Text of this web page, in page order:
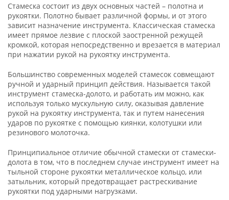
Стамеска состоит из двух основных частей – полотна и
рукоятки. Полотно бывает различной формы, и от этого
зависит назначение инструмента. Классическая стамеска
имеет прямое лезвие с плоской заостренной режущей
кромкой, которая непосредственно и врезается в материал
при нажатии рукой на рукоятку инструмента.
Большинство современных моделей стамесок совмещают
ручной и ударный принцип действия. Называется такой
инструмент стамеска-долото, и работать им можно, как
используя только мускульную силу, оказывая давление
рукой на рукоятку инструмента, так и путем нанесения
ударов по рукоятке с помощью киянки, колотушки или
резинового молоточка.
Принципиальное отличие обычной стамески от стамески-
долота в том, что в последнем случае инструмент имеет на
тыльной стороне рукоятки металлическое кольцо, или
затыльник, который предотвращает растрескивание
рукоятки под ударными нагрузками.